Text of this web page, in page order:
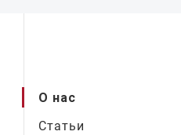
О нас
Статьи